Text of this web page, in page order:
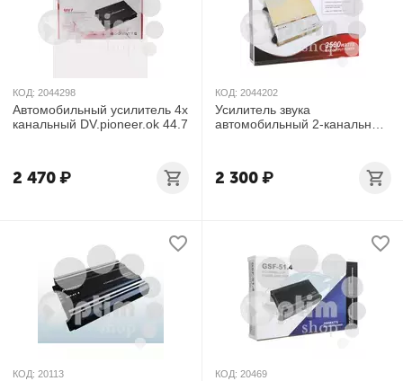
КОД: 2044298
Автомобильный усилитель 4х
канальный DV.pioneer.ok 44.7
2 470₽
КОД: 2044202
Усилитель звука
автомобильный 2-канальный
2 300₽
КОД: 20113 КОД: 20469